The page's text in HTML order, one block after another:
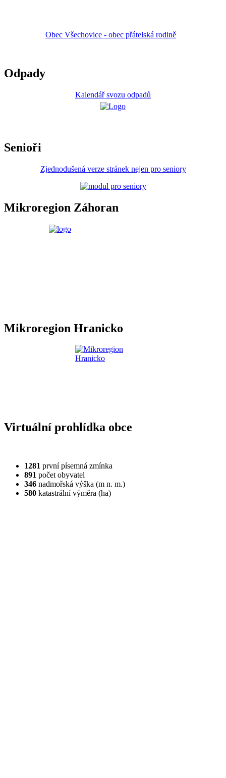
Obec Všechovice - obec přátelská rodině
Odpady
Kalendář svozu odpadů
Senioři
Zjednodušená verze stránek nejen pro seniory
Mikroregion Záhoran
Mikroregion Hranicko
Virtuální prohlídka obce
1281 první písemná zmínka
891 počet obyvatel
346 nadmořská výška (m n. m.)
580 katastrální výměra (ha)